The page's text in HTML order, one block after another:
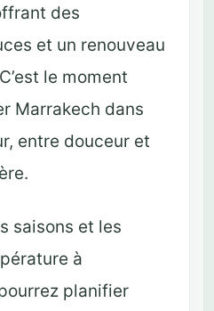
des
et un renouveau
le moment
Marrakech dans
entre douceur et
saisons et les
à
planifier